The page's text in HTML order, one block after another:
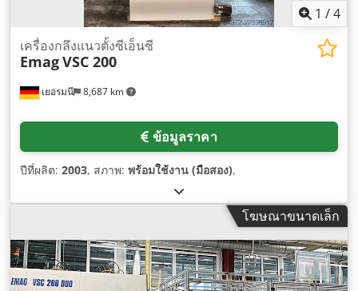
1 /4
เยอรมนี 8,687 km
เครื่องกลึงแนวตั้งซีเอ็นซี
EmagVSC 200
ข้อมูลราคา
ปีที่ผลิต: 2003, สภาพ: พร้อมใช้งาน (มือสอง),
โฆษณาขนาดเล็ก